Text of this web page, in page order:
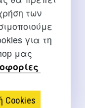
των
για τη
μας
Cookies
και Clay
βοήθειας